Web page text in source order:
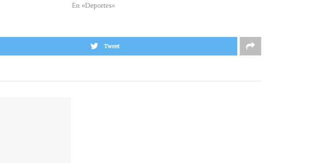
En «Deportes»
Tweet